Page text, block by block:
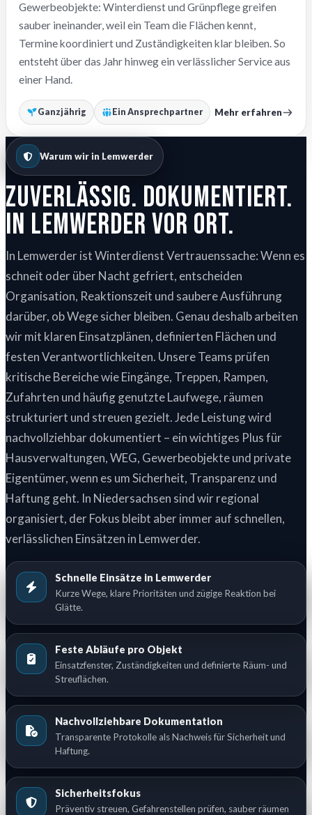
Gewerbeobjekte: Winterdienst und Grünpflege greifen
sauber ineinander, weil ein Team die Flächen kennt,
Termine koordiniert und Zuständigkeiten klar bleiben. So
entsteht über das Jahr hinweg ein verlässlicher Service aus
einer Hand.
Ganzjährig Ein Ansprechpartner Mehr erfahren
Warum wir in Lemwerder
Zuverlässig. Dokumentiert.
In Lemwerder vor Ort.
In Lemwerder ist Winterdienst Vertrauenssache: Wenn es
schneit oder über Nacht gefriert, entscheiden
Organisation, Reaktionszeit und saubere Ausführung
darüber, ob Wege sicher bleiben. Genau deshalb arbeiten
wir mit klaren Einsatzplänen, definierten Flächen und
festen Verantwortlichkeiten. Unsere Teams prüfen
kritische Bereiche wie Eingänge, Treppen, Rampen,
Zufahrten und häufig genutzte Laufwege, räumen
strukturiert und streuen gezielt. Jede Leistung wird
nachvollziehbar dokumentiert – ein wichtiges Plus für
Hausverwaltungen, WEG, Gewerbeobjekte und private
Eigentümer, wenn es um Sicherheit, Transparenz und
Haftung geht. In Niedersachsen sind wir regional
organisiert, der Fokus bleibt aber immer auf schnellen,
verlässlichen Einsätzen in Lemwerder.
Schnelle Einsätze in Lemwerder
Kurze Wege, klare Prioritäten und zügige Reaktion bei
Glätte.
Feste Abläufe pro Objekt
Einsatzfenster, Zuständigkeiten und definierte Räum- und
Streuflächen.
Nachvollziehbare Dokumentation
Transparente Protokolle als Nachweis für Sicherheit und
Haftung.
Sicherheitsfokus
Präventiv streuen, Gefahrenstellen prüfen, sauber räumen